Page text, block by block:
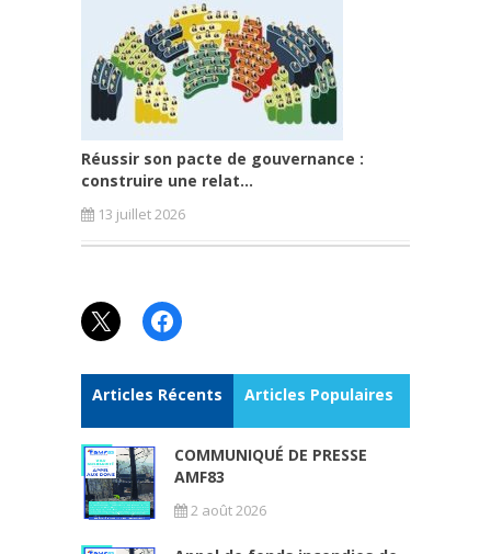
Réussir son pacte de gouvernance :
construire une relat...
13 juillet 2026
X Facebook
Articles Récents Articles Populaires
COMMUNIQUÉ DE PRESSE
AMF83
2 août 2026